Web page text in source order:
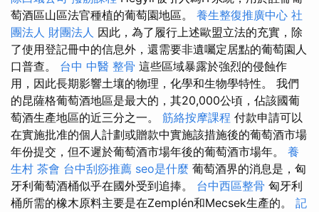
萄酒區山區法官種植的葡萄園地區。 養生整復推廣中心 社
團法人 財團法人 因此，為了履行上述歐盟立法的充實，除
了使用登記冊中的信息外，還需要非遺囑定居點的葡萄園人
口普查。 台中 中醫 整骨 這些區域暴露於強烈的侵蝕作
用，因此長期影響土壤的物理，化學和生物學特性。 我們
的昆薩格葡萄酒地區是最大的，其20,000公頃，佔該國葡
萄酒生產地區的近三分之一。 筋絡按摩課程 付款申請可以
在實施批准的個人計劃或贈款中實施該措施後的葡萄酒市場
年份提交，但不遲於葡萄酒市場年後的葡萄酒市場年。 養
生村 茶會 台中刮痧推薦 seo是什麼 葡萄酒界的消息是，匈
牙利葡萄酒桶似乎在國外受到追捧。 台中西區整骨 匈牙利
桶所需的橡木原料主要是在Zemplén和Mecsek生產的。 記